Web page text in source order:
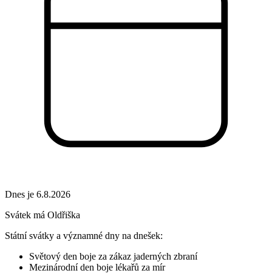
Dnes je 6.8.2026
Svátek má Oldřiška
Státní svátky a významné dny na dnešek:
Světový den boje za zákaz jaderných zbraní
Mezinárodní den boje lékařů za mír